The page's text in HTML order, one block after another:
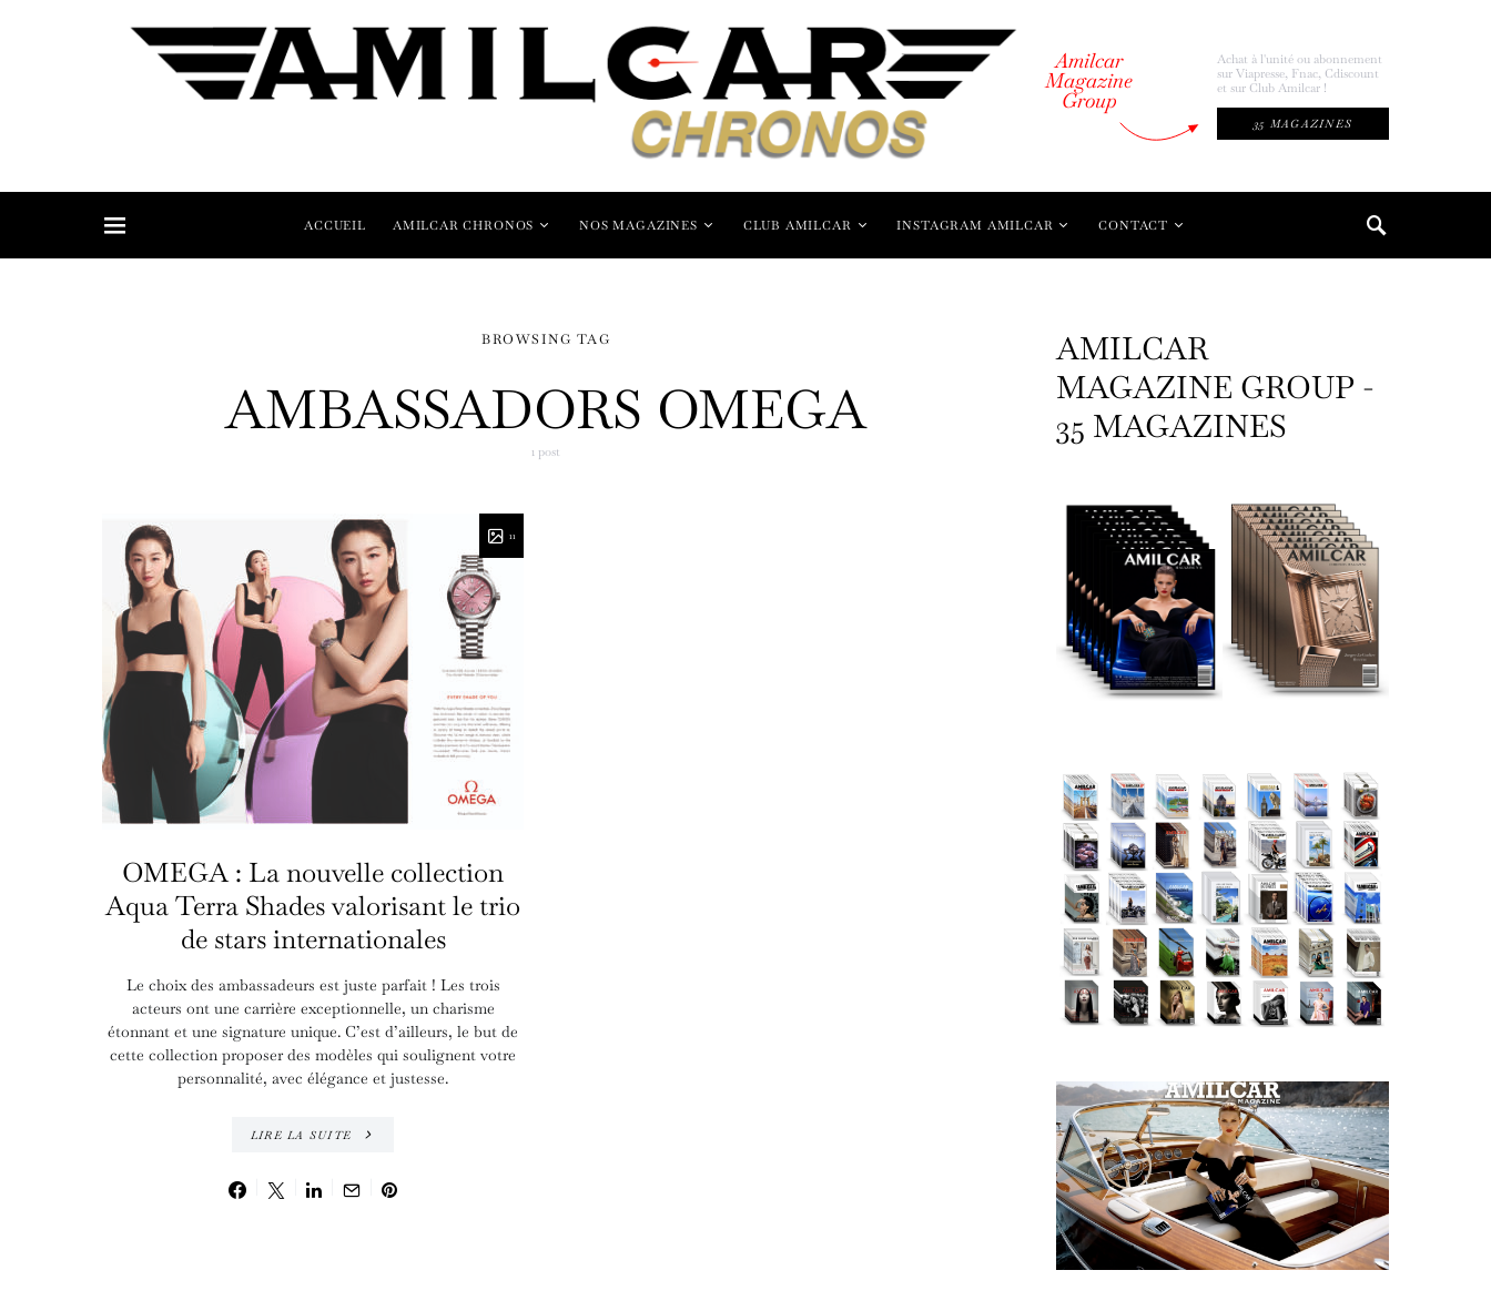
Amilcar
Magazine
Group
Achat à l'unité ou abonnement
sur Viapresse, Fnac, Cdiscount
et sur Club Amilcar !
35 MAGAZINES
ACCUEIL AMILCAR CHRONOS NOS MAGAZINES CLUB AMILCAR INSTAGRAM AMILCAR CONTACT
BROWSING TAG
AMBASSADORS OMEGA
1 post
11
OMEGA : La nouvelle collection
Aqua Terra Shades valorisant le trio
de stars internationales
Le choix des ambassadeurs est juste parfait ! Les trois
acteurs ont une carrière exceptionnelle, un charisme
étonnant et une signature unique. C’est d’ailleurs, le but de
cette collection proposer des modèles qui soulignent votre
personnalité, avec élégance et justesse.
LIRE LA SUITE
AMILCAR
MAGAZINE GROUP -
35 MAGAZINES